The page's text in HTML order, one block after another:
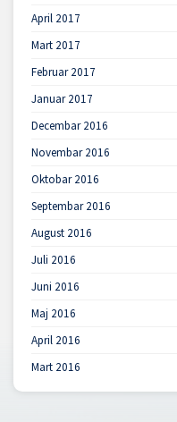
April 2017
Mart 2017
Februar 2017
Januar 2017
Decembar 2016
Novembar 2016
Oktobar 2016
Septembar 2016
August 2016
Juli 2016
Juni 2016
Maj 2016
April 2016
Mart 2016